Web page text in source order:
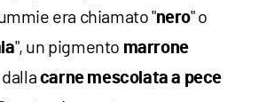
era chiamato "nero" o
", un pigmento marrone
carne mescolata a pece